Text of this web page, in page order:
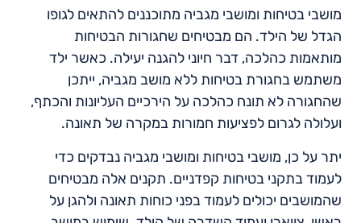
מושבי בטיחות ומושבי מגביה מתוכננים להתאים לגופו
הגדל של הילד. הם מבטיחים שחגורות הבטיחות
מותאמות כהלכה, דבר חיוני להגנה יעילה. כאשר ילד
משתמש בחגורת בטיחות ללא מושב מגביה, ייתכן
שהחגורה לא תונח כהלכה על הירכיים העליונות והכתף,
ועלולה לגרום לפציעות חמורות במקרה של תאונה.
יתר על כן, מושבי בטיחות ומושבי מגביה נבדקים כדי
לעמוד בתקני בטיחות קפדניים. תקנים אלה מבטיחים
שהמושבים יכולים לעמוד בפני כוחות תאונה ולהגן על